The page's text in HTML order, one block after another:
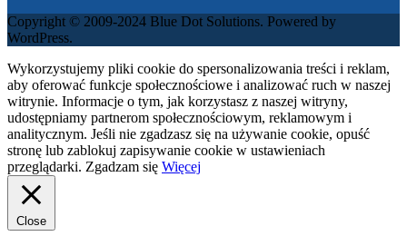
Copyright © 2009-2024 Blue Dot Solutions. Powered by
WordPress.
Wykorzystujemy pliki cookie do spersonalizowania treści i reklam,
aby oferować funkcje społecznościowe i analizować ruch w naszej
witrynie. Informacje o tym, jak korzystasz z naszej witryny,
udostępniamy partnerom społecznościowym, reklamowym i
analitycznym. Jeśli nie zgadzasz się na używanie cookie, opuść
stronę lub zablokuj zapisywanie cookie w ustawieniach
przeglądarki. Zgadzam się Więcej
Close